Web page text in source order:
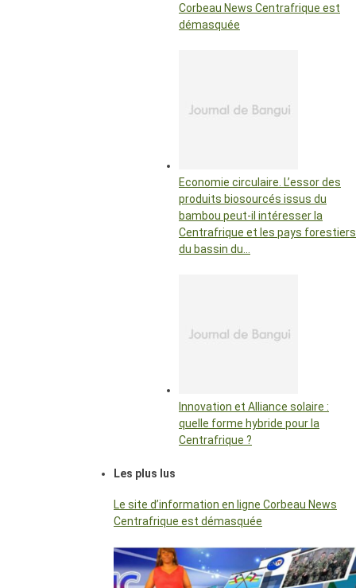
Corbeau News Centrafrique est
démasquée
Economie circulaire. L’essor des
produits biosourcés issus du
bambou peut-il intéresser la
Centrafrique et les pays forestiers
du bassin du…
Innovation et Alliance solaire :
quelle forme hybride pour la
Centrafrique ?
Les plus lus
Le site d’information en ligne Corbeau News
Centrafrique est démasquée